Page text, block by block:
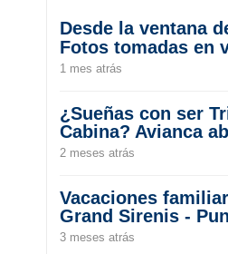
Desde la ventana
Fotos tomadas en
1 mes atrás
¿Sueñas con ser
Cabina? Avianca
2 meses atrás
Vacaciones
Grand Sirenis -
3 meses atrás